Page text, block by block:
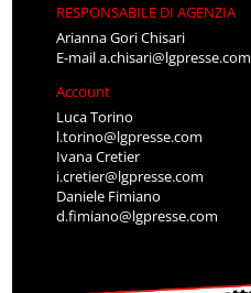
RESPONSABILE DI AGENZIA
Arianna Gori Chisari
E-maila.chisari@lgpresse.com
Account
Luca Torino
l.torino@lgpresse.com
Ivana Cretier
i.cretier@lgpresse.com
Daniele Fimiano
d.fimiano@lgpresse.com